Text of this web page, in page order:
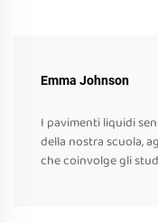
Emma Johnson
I pavimenti liquidi
della nostra scuola,
che coinvolge gli